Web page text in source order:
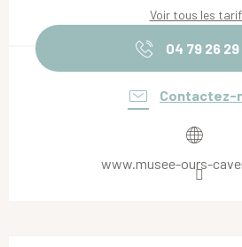
Voir tous les
04 79 26 29
Contactez-
www.musee-ours-